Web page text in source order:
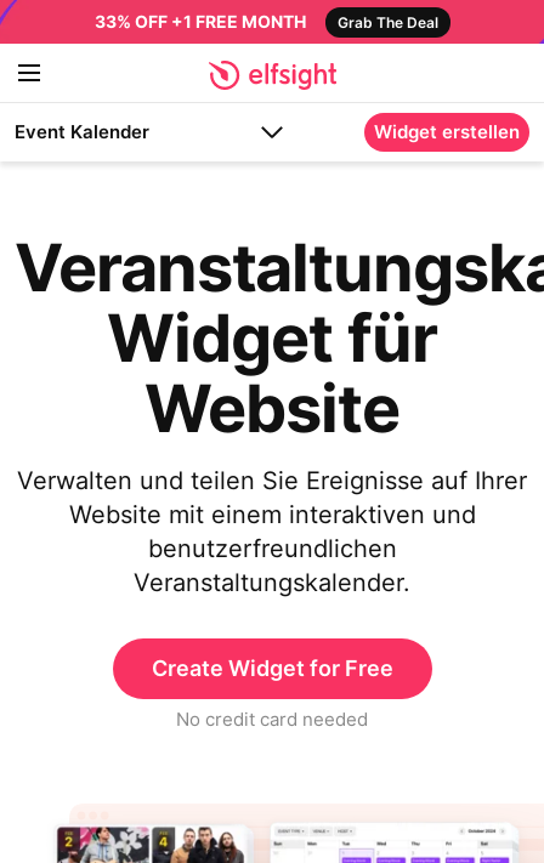
33% OFF +1 FREE MONTH Grab The Deal
Event Kalender Widget erstellen
Widget für
Website
Verwalten und teilen Sie Ereignisse auf Ihrer
Website mit einem interaktiven und
benutzerfreundlichen
Veranstaltungskalender.
Create Widget for Free
No credit card needed